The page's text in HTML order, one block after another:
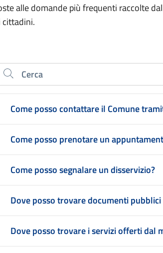
alle domande più frequenti raccolte
cittadini.
Cerca nel sito
Come posso contattare il Comune
Come posso prenotare un
Come posso segnalare un disservizio?
Dove posso trovare documenti
Dove posso trovare i servizi offerti dal